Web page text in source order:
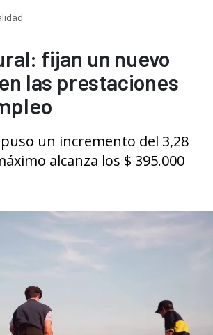
fijan un nuevo
las prestaciones
un incremento del 3,28
alcanza los $ 395.000